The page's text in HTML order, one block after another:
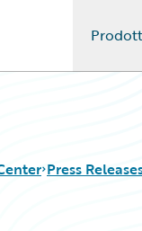
Press